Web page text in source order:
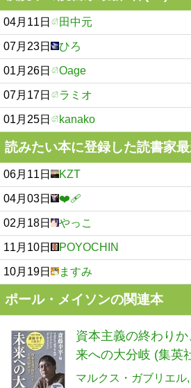
04月11日 田中元
07月23日 ひろ
01月26日 Oage
07月17日 ラミオ
01月25日 kanako
読みたい本に登録した読書家
06月11日 KZT
04月03日 ❤️‍🩹
02月18日 やっこ
11月10日 POYOCHIN
10月19日 ますみ
ポール・メイソンの関連本
資本主義の終わり
来への大分岐 (集英
マルクス・ガブリエル